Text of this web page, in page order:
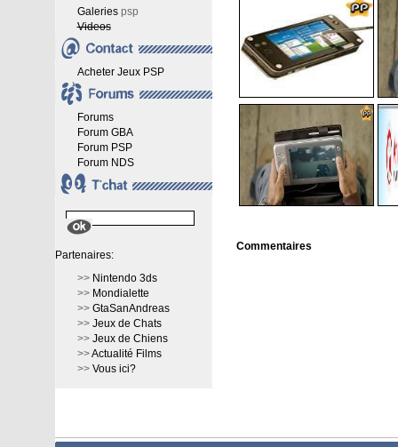
Galeriespsp
Videos
Acheter Jeux PSP
Forums
Forum GBA
Forum PSP
Forum NDS
Partenaires:
>> Nintendo 3ds
>> Mondialette
>> GtaSanAndreas
>> Jeux de Chats
>> Jeux de Chiens
>>Actualité Films
>> Vous ici?
Commentaires